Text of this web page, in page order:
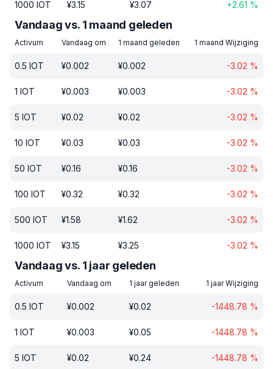
1000 IOT ¥3.15 ¥3.07 +2.61 %
Vandaag vs. 1 maand geleden
Activum Vandaag om 1 maand geleden 1 maand Wijziging
0.5 IOT ¥0.002 ¥0.002 -3.02 %
1 IOT ¥0.003 ¥0.003 -3.02 %
5 IOT ¥0.02 ¥0.02 -3.02 %
10 IOT ¥0.03 ¥0.03 -3.02 %
50 IOT ¥0.16 ¥0.16 -3.02 %
100 IOT ¥0.32 ¥0.32 -3.02 %
500 IOT ¥1.58 ¥1.62 -3.02 %
1000 IOT ¥3.15 ¥3.25 -3.02 %
Vandaag vs. 1 jaar geleden
Activum Vandaag om 1 jaar geleden 1 jaar Wijziging
0.5 IOT ¥0.002 ¥0.02 -1448.78 %
1 IOT ¥0.003 ¥0.05 -1448.78 %
5 IOT ¥0.02 ¥0.24 -1448.78 %